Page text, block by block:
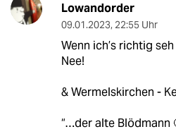
Lowandorder
09.01.2023, 22:55 Uhr
Wenn ich’s richtig
Nee!
& Wermelskirchen -
“…der alte Blödmann